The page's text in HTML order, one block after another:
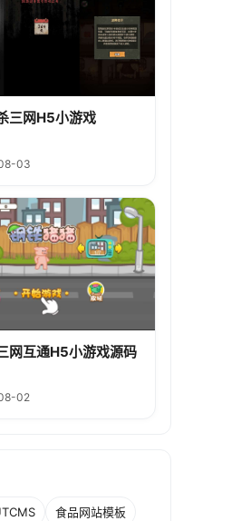
三网H5小游戏
03
网互通H5小游戏源码
02
食品网站模板